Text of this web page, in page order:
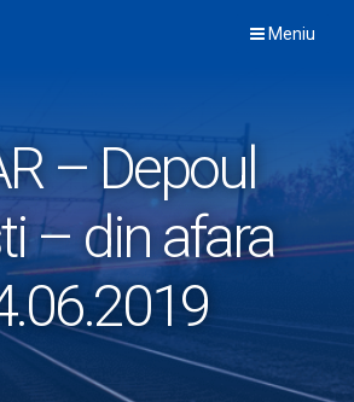
Meniu
– Depoul
– din afara